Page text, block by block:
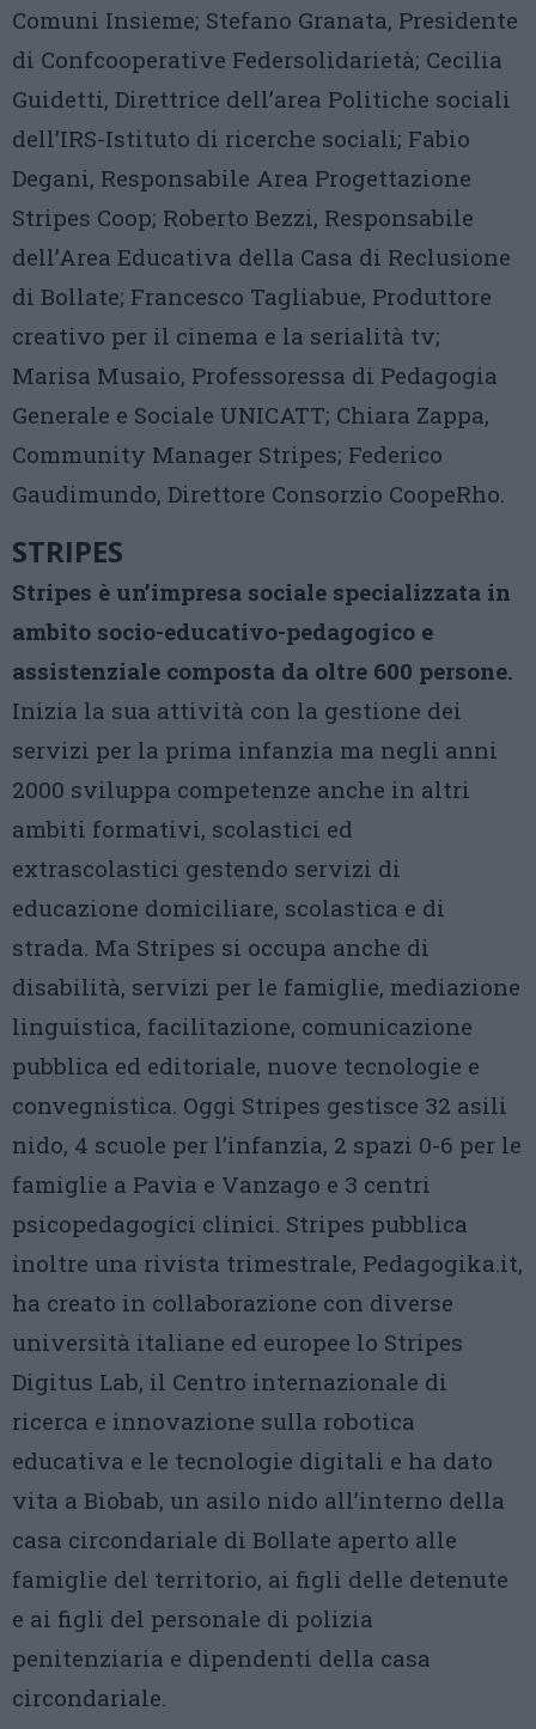
Comuni Insieme; Stefano Granata, Presidente
di Confcooperative Federsolidarietà; Cecilia
Guidetti, Direttrice dell’area Politiche sociali
dell’IRS-Istituto di ricerche sociali; Fabio
Degani, Responsabile Area Progettazione
Stripes Coop; Roberto Bezzi, Responsabile
dell’Area Educativa della Casa di Reclusione
di Bollate; Francesco Tagliabue, Produttore
creativo per il cinema e la serialità tv;
Marisa Musaio, Professoressa di Pedagogia
Generale e Sociale UNICATT; Chiara Zappa,
Community Manager Stripes; Federico
Gaudimundo, Direttore Consorzio CoopeRho.
STRIPES
Stripes è un’impresa sociale specializzata in
ambito socio-educativo-pedagogico e
assistenziale composta da oltre 600 persone.
Inizia la sua attività con la gestione dei
servizi per la prima infanzia ma negli anni
2000 sviluppa competenze anche in altri
ambiti formativi, scolastici ed
extrascolastici gestendo servizi di
educazione domiciliare, scolastica e di
strada. Ma Stripes si occupa anche di
disabilità, servizi per le famiglie, mediazione
linguistica, facilitazione, comunicazione
pubblica ed editoriale, nuove tecnologie e
convegnistica. Oggi Stripes gestisce 32 asili
nido, 4 scuole per l’infanzia, 2 spazi 0-6 per le
famiglie a Pavia e Vanzago e 3 centri
psicopedagogici clinici. Stripes pubblica
inoltre una rivista trimestrale, Pedagogika.it,
ha creato in collaborazione con diverse
università italiane ed europee lo Stripes
Digitus Lab, il Centro internazionale di
ricerca e innovazione sulla robotica
educativa e le tecnologie digitali e ha dato
vita a Biobab, un asilo nido all’interno della
casa circondariale di Bollate aperto alle
famiglie del territorio, ai figli delle detenute
e ai figli del personale di polizia
penitenziaria e dipendenti della casa
circondariale.